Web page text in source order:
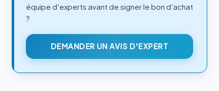
équipe d'experts avant de signer le bon d'achat
?
DEMANDER UN AVIS D'EXPERT